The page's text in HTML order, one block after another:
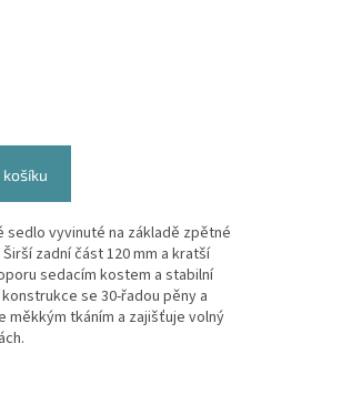
sedlo vyvinuté na základě zpětné
zadní část 120 mm a kratší
sedacím kostem a stabilní
se 30-řadou pěny a
měkkým tkáním a zajišťuje volný